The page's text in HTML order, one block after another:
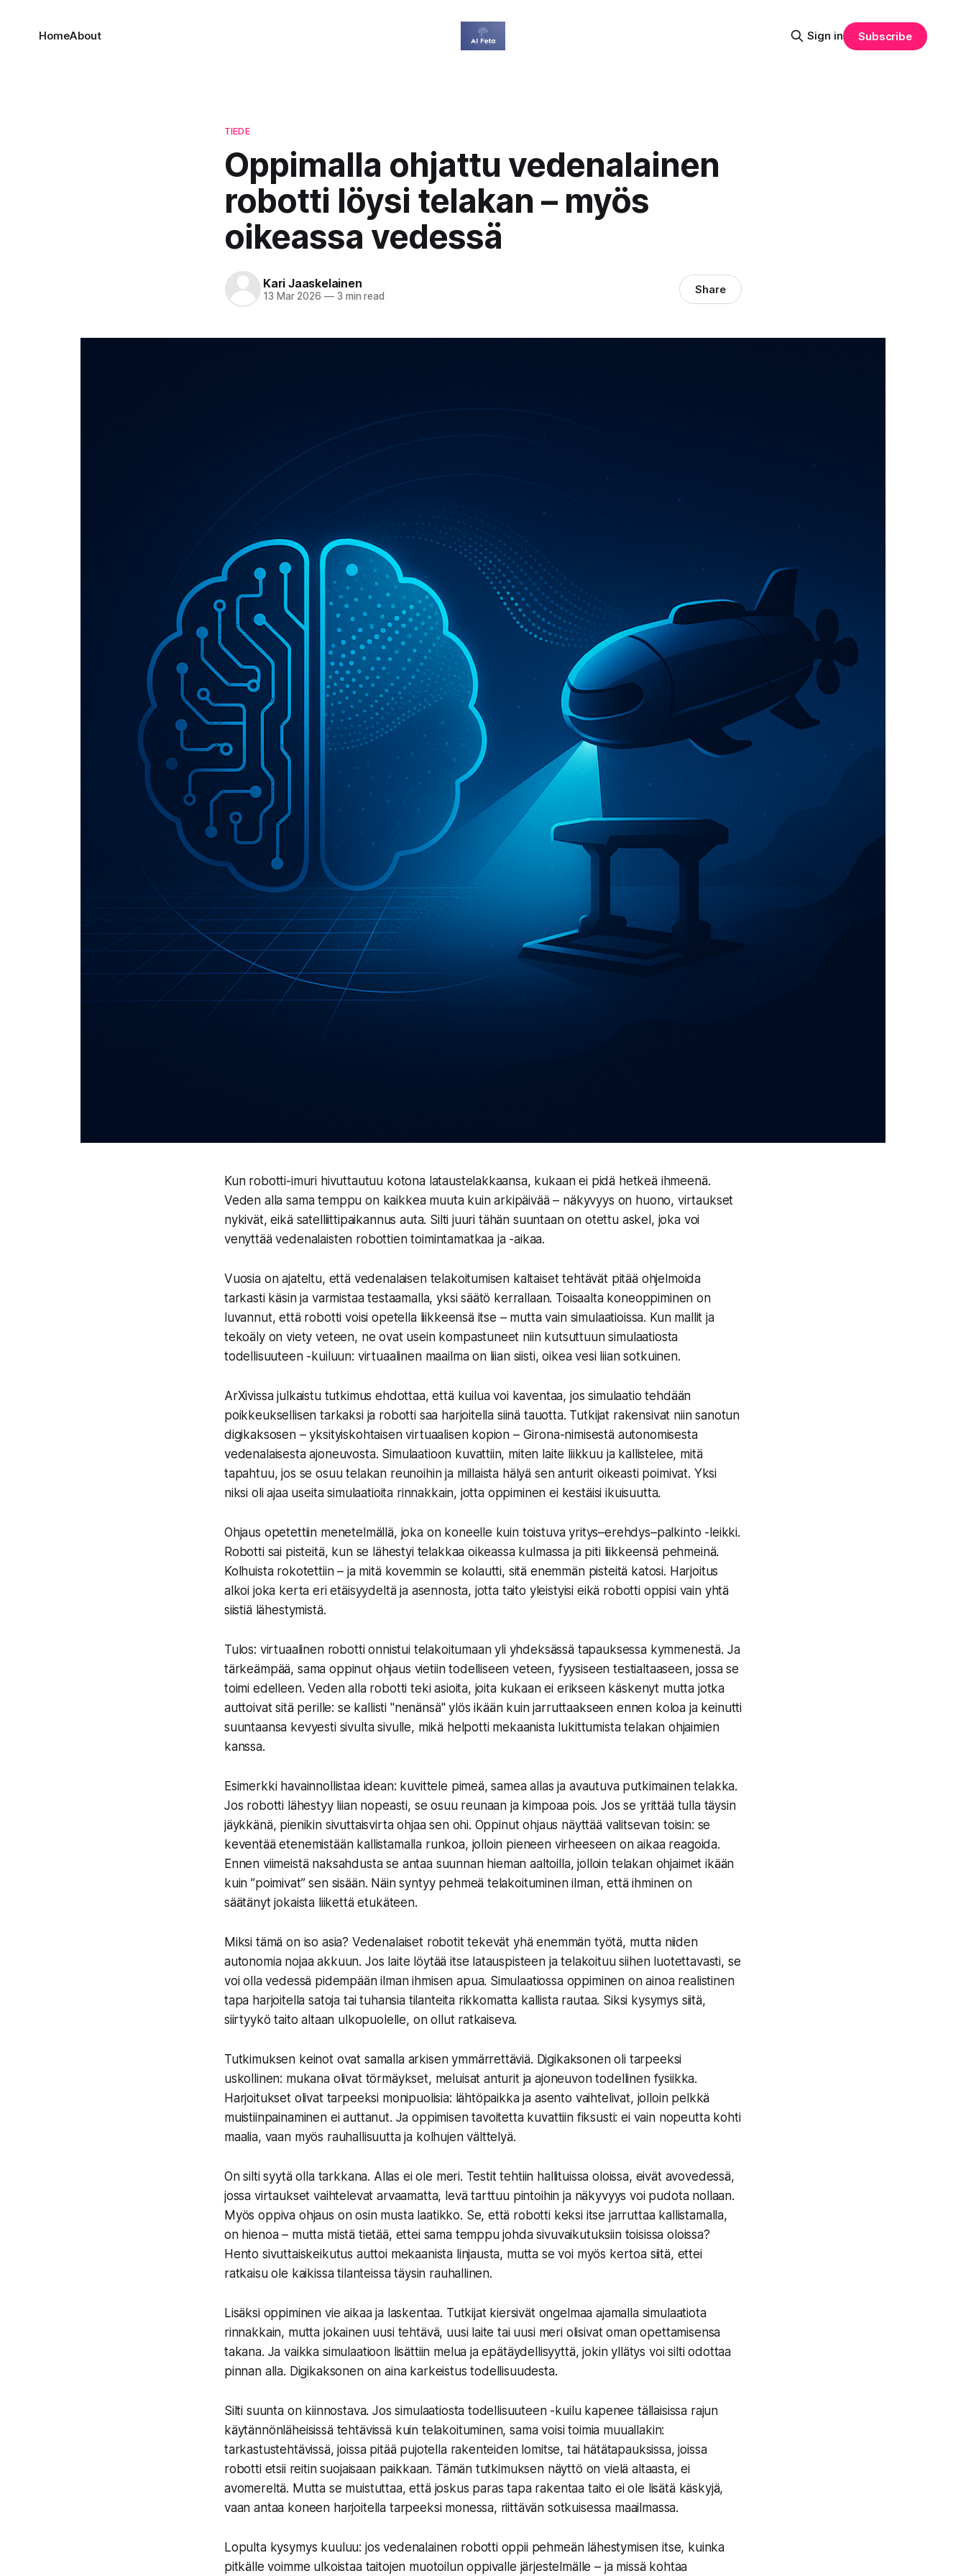
HomeAbout Sign in Subscribe
TIEDE
Oppimalla ohjattu vedenalainen
robotti löysi telakan – myös
oikeassa vedessä
Kari Jaaskelainen
13 Mar 2026 —3 min read Share
Kun robotti-imuri hivuttautuu kotona lataustelakkaansa, kukaan ei pidä hetkeä ihmeenä.
Veden alla sama temppu on kaikkea muuta kuin arkipäivää – näkyvyys on huono, virtaukset
nykivät, eikä satelliittipaikannus auta. Silti juuri tähän suuntaan on otettu askel, joka voi
venyttää vedenalaisten robottien toimintamatkaa ja -aikaa.
Vuosia on ajateltu, että vedenalaisen telakoitumisen kaltaiset tehtävät pitää ohjelmoida
tarkasti käsin ja varmistaa testaamalla, yksi säätö kerrallaan. Toisaalta koneoppiminen on
luvannut, että robotti voisi opetella liikkeensä itse – mutta vain simulaatioissa. Kun mallit ja
tekoäly on viety veteen, ne ovat usein kompastuneet niin kutsuttuun simulaatiosta
todellisuuteen -kuiluun: virtuaalinen maailma on liian siisti, oikea vesi liian sotkuinen.
ArXivissa julkaistu tutkimus ehdottaa, että kuilua voi kaventaa, jos simulaatio tehdään
poikkeuksellisen tarkaksi ja robotti saa harjoitella siinä tauotta. Tutkijat rakensivat niin sanotun
digikaksosen – yksityiskohtaisen virtuaalisen kopion – Girona-nimisestä autonomisesta
vedenalaisesta ajoneuvosta. Simulaatioon kuvattiin, miten laite liikkuu ja kallistelee, mitä
tapahtuu, jos se osuu telakan reunoihin ja millaista hälyä sen anturit oikeasti poimivat. Yksi
niksi oli ajaa useita simulaatioita rinnakkain, jotta oppiminen ei kestäisi ikuisuutta.
Ohjaus opetettiin menetelmällä, joka on koneelle kuin toistuva yritys–erehdys–palkinto -leikki.
Robotti sai pisteitä, kun se lähestyi telakkaa oikeassa kulmassa ja piti liikkeensä pehmeinä.
Kolhuista rokotettiin – ja mitä kovemmin se kolautti, sitä enemmän pisteitä katosi. Harjoitus
alkoi joka kerta eri etäisyydeltä ja asennosta, jotta taito yleistyisi eikä robotti oppisi vain yhtä
siistiä lähestymistä.
Tulos: virtuaalinen robotti onnistui telakoitumaan yli yhdeksässä tapauksessa kymmenestä. Ja
tärkeämpää, sama oppinut ohjaus vietiin todelliseen veteen, fyysiseen testialtaaseen, jossa se
toimi edelleen. Veden alla robotti teki asioita, joita kukaan ei erikseen käskenyt mutta jotka
auttoivat sitä perille: se kallisti "nenänsä" ylös ikään kuin jarruttaakseen ennen koloa ja keinutti
suuntaansa kevyesti sivulta sivulle, mikä helpotti mekaanista lukittumista telakan ohjaimien
kanssa.
Esimerkki havainnollistaa idean: kuvittele pimeä, samea allas ja avautuva putkimainen telakka.
Jos robotti lähestyy liian nopeasti, se osuu reunaan ja kimpoaa pois. Jos se yrittää tulla täysin
jäykkänä, pienikin sivuttaisvirta ohjaa sen ohi. Oppinut ohjaus näyttää valitsevan toisin: se
keventää etenemistään kallistamalla runkoa, jolloin pieneen virheeseen on aikaa reagoida.
Ennen viimeistä naksahdusta se antaa suunnan hieman aaltoilla, jolloin telakan ohjaimet ikään
kuin ”poimivat” sen sisään. Näin syntyy pehmeä telakoituminen ilman, että ihminen on
säätänyt jokaista liikettä etukäteen.
Miksi tämä on iso asia? Vedenalaiset robotit tekevät yhä enemmän työtä, mutta niiden
autonomia nojaa akkuun. Jos laite löytää itse latauspisteen ja telakoituu siihen luotettavasti, se
voi olla vedessä pidempään ilman ihmisen apua. Simulaatiossa oppiminen on ainoa realistinen
tapa harjoitella satoja tai tuhansia tilanteita rikkomatta kallista rautaa. Siksi kysymys siitä,
siirtyykö taito altaan ulkopuolelle, on ollut ratkaiseva.
Tutkimuksen keinot ovat samalla arkisen ymmärrettäviä. Digikaksonen oli tarpeeksi
uskollinen: mukana olivat törmäykset, meluisat anturit ja ajoneuvon todellinen fysiikka.
Harjoitukset olivat tarpeeksi monipuolisia: lähtöpaikka ja asento vaihtelivat, jolloin pelkkä
muistiinpainaminen ei auttanut. Ja oppimisen tavoitetta kuvattiin fiksusti: ei vain nopeutta kohti
maalia, vaan myös rauhallisuutta ja kolhujen välttelyä.
On silti syytä olla tarkkana. Allas ei ole meri. Testit tehtiin hallituissa oloissa, eivät avovedessä,
jossa virtaukset vaihtelevat arvaamatta, levä tarttuu pintoihin ja näkyvyys voi pudota nollaan.
Myös oppiva ohjaus on osin musta laatikko. Se, että robotti keksi itse jarruttaa kallistamalla,
on hienoa – mutta mistä tietää, ettei sama temppu johda sivuvaikutuksiin toisissa oloissa?
Hento sivuttaiskeikutus auttoi mekaanista linjausta, mutta se voi myös kertoa siitä, ettei
ratkaisu ole kaikissa tilanteissa täysin rauhallinen.
Lisäksi oppiminen vie aikaa ja laskentaa. Tutkijat kiersivät ongelmaa ajamalla simulaatiota
rinnakkain, mutta jokainen uusi tehtävä, uusi laite tai uusi meri olisivat oman opettamisensa
takana. Ja vaikka simulaatioon lisättiin melua ja epätäydellisyyttä, jokin yllätys voi silti odottaa
pinnan alla. Digikaksonen on aina karkeistus todellisuudesta.
Silti suunta on kiinnostava. Jos simulaatiosta todellisuuteen -kuilu kapenee tällaisissa rajun
käytännönläheisissä tehtävissä kuin telakoituminen, sama voisi toimia muuallakin:
tarkastustehtävissä, joissa pitää pujotella rakenteiden lomitse, tai hätätapauksissa, joissa
robotti etsii reitin suojaisaan paikkaan. Tämän tutkimuksen näyttö on vielä altaasta, ei
avomereltä. Mutta se muistuttaa, että joskus paras tapa rakentaa taito ei ole lisätä käskyjä,
vaan antaa koneen harjoitella tarpeeksi monessa, riittävän sotkuisessa maailmassa.
Lopulta kysymys kuuluu: jos vedenalainen robotti oppii pehmeän lähestymisen itse, kuinka
pitkälle voimme ulkoistaa taitojen muotoilun oppivalle järjestelmälle – ja missä kohtaa